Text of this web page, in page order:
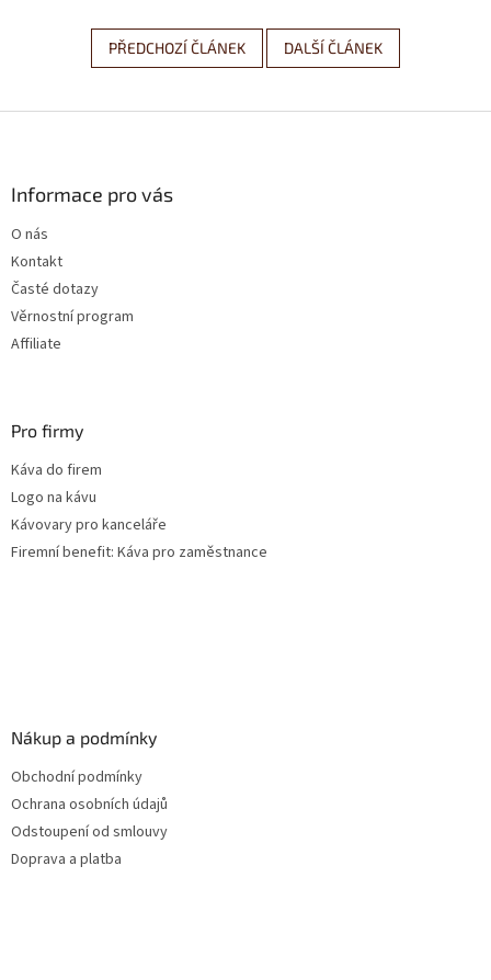
PŘEDCHOZÍ ČLÁNEK DALŠÍ ČLÁNEK
Informace pro vás
O nás
Kontakt
Časté dotazy
Věrnostní program
Affiliate
Pro firmy
Káva do firem
Logo na kávu
Kávovary pro kanceláře
Firemní benefit: Káva pro zaměstnance
Nákup a podmínky
Obchodní podmínky
Ochrana osobních údajů
Odstoupení od smlouvy
Doprava a platba